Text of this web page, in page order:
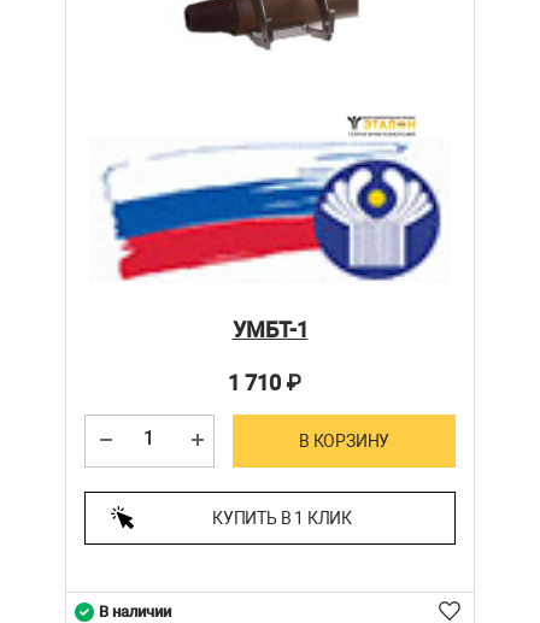
УМБТ-1
1 710₽
В КОРЗИНУ
КУПИТЬ В 1 КЛИК
В наличии